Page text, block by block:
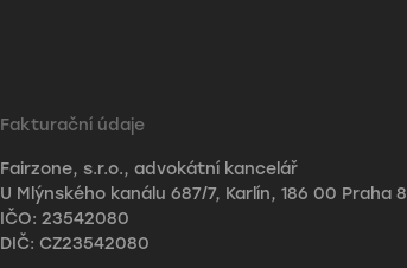
Fakturační údaje
Fairzone, s.r.o., advokátní kancelář
U Mlýnského kanálu 687/7, Karlín, 186 00 Praha 8
IČO: 23542080
DIČ: CZ23542080